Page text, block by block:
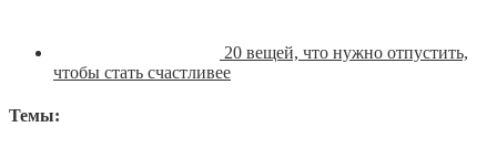
20 вещей, что нужно отпустить,
чтобы стать счастливее
Темы: